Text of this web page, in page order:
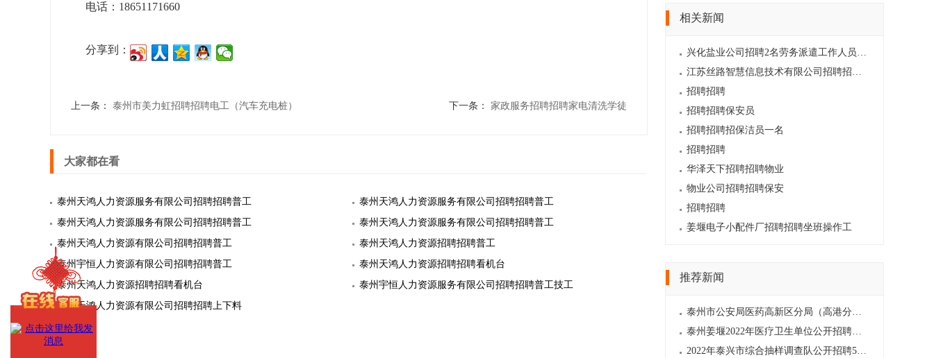
电话：18651171660
分享到：
上一条： 泰州市美力虹招聘招聘电工（汽车充电桩） 下一条： 家政服务招聘招聘家电清洗学徒
大家都在看
泰州天鸿人力资源服务有限公司招聘招聘普工
泰州天鸿人力资源服务有限公司招聘招聘普工
泰州天鸿人力资源服务有限公司招聘招聘普工
泰州天鸿人力资源服务有限公司招聘招聘普工
泰州天鸿人力资源有限公司招聘招聘普工
泰州天鸿人力资源招聘招聘普工
泰州宇恒人力资源有限公司招聘招聘普工
泰州天鸿人力资源招聘招聘看机台
泰州天鸿人力资源招聘招聘看机台
泰州宇恒人力资源服务有限公司招聘招聘普工技工
泰州天鸿人力资源有限公司招聘招聘上下料
相关新闻
兴化盐业公司招聘2名劳务派遣工作人员公告
江苏丝路智慧信息技术有限公司招聘招聘平台客服
招聘招聘
招聘招聘保安员
招聘招聘招保洁员一名
招聘招聘
华泽天下招聘招聘物业
物业公司招聘招聘保安
招聘招聘
姜堰电子小配件厂招聘招聘坐班操作工
推荐新闻
泰州市公安局医药高新区分局（高港分局）公开招录50名警务辅助人员公告
泰州姜堰2022年医疗卫生单位公开招聘合同制人员
2022年泰兴市综合抽样调查队公开招聘5名工作人员